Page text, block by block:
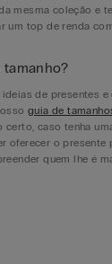
mesma coleção e
um top de renda
tamanho?
de presentes e
guia de
certo, caso tenha
oferecer o presente
quem lhe é